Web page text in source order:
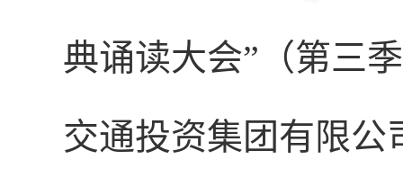
典诵读大会”（第三
交通投资集团有限